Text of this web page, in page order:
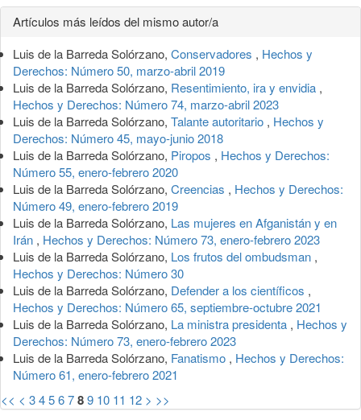
Detalles
del
artículo
Artículos más leídos del mismo autor/a
Luis de la Barreda Solórzano, Conservadores , Hechos y
Derechos: Número 50, marzo-abril 2019
Luis de la Barreda Solórzano, Resentimiento, ira y envidia ,
Hechos y Derechos: Número 74, marzo-abril 2023
Luis de la Barreda Solórzano, Talante autoritario , Hechos y
Derechos: Número 45, mayo-junio 2018
Luis de la Barreda Solórzano, Piropos , Hechos y Derechos:
Número 55, enero-febrero 2020
Luis de la Barreda Solórzano, Creencias , Hechos y Derechos:
Número 49, enero-febrero 2019
Luis de la Barreda Solórzano, Las mujeres en Afganistán y en
Irán , Hechos y Derechos: Número 73, enero-febrero 2023
Luis de la Barreda Solórzano, Los frutos del ombudsman ,
Hechos y Derechos: Número 30
Luis de la Barreda Solórzano, Defender a los científicos ,
Hechos y Derechos: Número 65, septiembre-octubre 2021
Luis de la Barreda Solórzano, La ministra presidenta , Hechos y
Derechos: Número 73, enero-febrero 2023
Luis de la Barreda Solórzano, Fanatismo , Hechos y Derechos:
Número 61, enero-febrero 2021
<< < 3456789 10 11 12 > >>